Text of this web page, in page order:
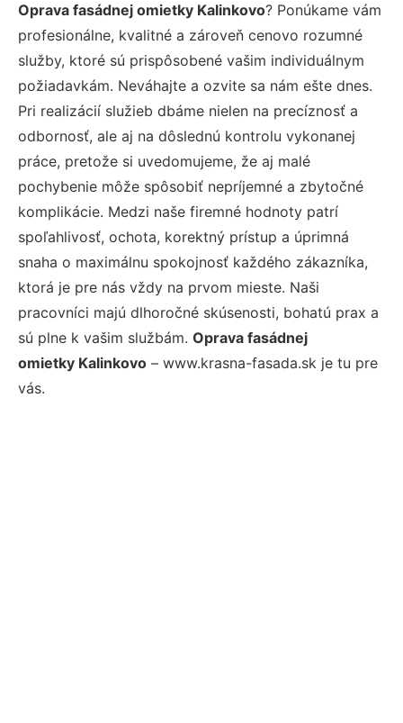
Oprava fasádnej omietky Kalinkovo? Ponúkame vám
profesionálne, kvalitné a zároveň cenovo rozumné
služby, ktoré sú prispôsobené vašim individuálnym
požiadavkám. Neváhajte a ozvite sa nám ešte dnes.
Pri realizácií služieb dbáme nielen na precíznosť a
odbornosť, ale aj na dôslednú kontrolu vykonanej
práce, pretože si uvedomujeme, že aj malé
pochybenie môže spôsobiť nepríjemné a zbytočné
komplikácie. Medzi naše firemné hodnoty patrí
spoľahlivosť, ochota, korektný prístup a úprimná
snaha o maximálnu spokojnosť každého zákazníka,
ktorá je pre nás vždy na prvom mieste. Naši
pracovníci majú dlhoročné skúsenosti, bohatú prax a
sú plne k vašim službám. Oprava fasádnej
omietky Kalinkovo – www.krasna-fasada.sk je tu pre
vás.